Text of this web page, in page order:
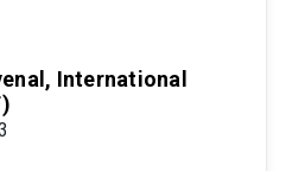
International